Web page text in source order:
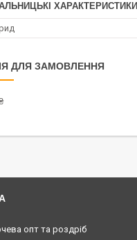
ХАРАКТЕРИСТИКИ
ДЛЯ ЗАМОВЛЕННЯ
опт та роздріб